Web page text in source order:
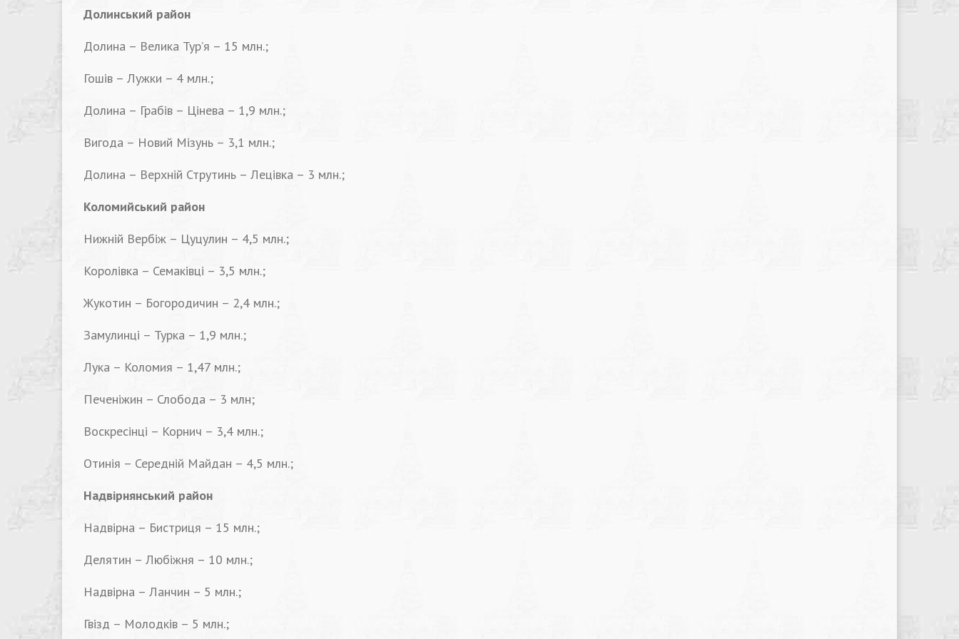
Долинський район
Долина – Велика Тур’я – 15 млн.;
Гошів – Лужки – 4 млн.;
Долина – Грабів – Цінева – 1,9 млн.;
Вигода – Новий Мізунь – 3,1 млн.;
Долина – Верхній Струтинь – Лецівка – 3 млн.;
Коломийський район
Нижній Вербіж – Цуцулин – 4,5 млн.;
Королівка – Семаківці – 3,5 млн.;
Жукотин – Богородичин – 2,4 млн.;
Замулинці – Турка – 1,9 млн.;
Лука – Коломия – 1,47 млн.;
Печеніжин – Слобода – 3 млн;
Воскресінці – Корнич – 3,4 млн.;
Отинія – Середній Майдан – 4,5 млн.;
Надвірнянський район
Надвірна – Бистриця – 15 млн.;
Делятин – Любіжня – 10 млн.;
Надвірна – Ланчин – 5 млн.;
Гвізд – Молодків – 5 млн.;